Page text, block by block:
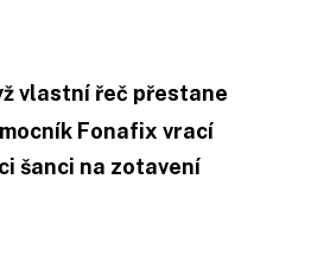
vlastní řeč přestane
Fonafix vrací
šanci na zotavení